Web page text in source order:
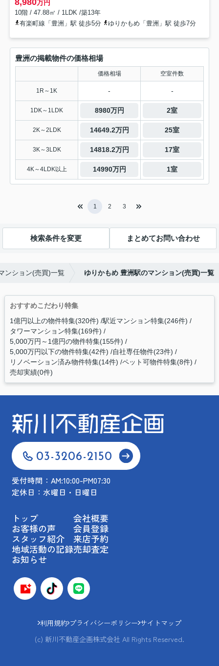
万円
10階 / 47.88㎡ / 1LDK /築13年
有楽町線「豊洲」駅 徒歩5分
ゆりかもめ「豊洲」駅 徒歩7分
豊洲の掲載物件の価格相場
価格相場 空室件数
1R～1K - -
1DK～1LDK 8980万円 2室
2K～2LDK 14649.2万円 25室
3K～3LDK 14818.2万円 17室
4K～4LDK以上 14990万円 1室
1 2 3
検索条件を変更 まとめてお問い合わせ
ンション(売買)一覧 ゆりかもめ 豊洲駅のマンション(売買)一覧
おすすめこだわり特集
1億円以上の物件特集(320件) 駅近マンション特集(246件)
タワーマンション特集(169件)
5,000万円～1億円の物件特集(155件)
5,000万円以下の物件特集(42件) 自社専任物件(23件)
リノベーション済み物件特集(14件) ペット可物件特集(8件)
売却実績(0件)
03-3206-2150
受付時間：AM:10:00-PM07:30
定休日：水曜日・日曜日
トップ
お客様の声
スタッフ紹介
地域活動の記録
お知らせ
会社概要
会員登録
来店予約
売却査定
利用規約 プライバシーポリシー サイトマップ
(c) 新川不動産企画株式会社 All Rights Reserved.